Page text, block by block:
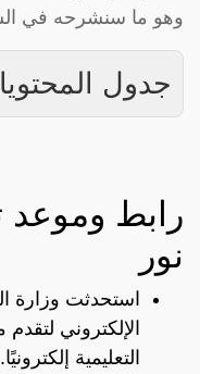
وهو ما سنشرحه في
جدول
رابط
نور
استحدثت وزارة
الإلكتروني
التعليمية إلكترونيًا.